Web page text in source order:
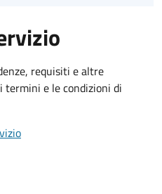
requisiti e altre
e le condizioni di